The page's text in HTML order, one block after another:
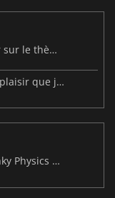
Goat Simulator 3 lance une mise à jour sur le thème des vacances.
Goat Simulator 3 : plus de chaos et de plaisir que jamais
Plongez dans le chaos avec l’offre Phunky Physics de Humble